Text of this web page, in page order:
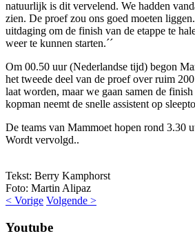
natuurlijk is dit vervelend. We hadden
zien. De proef zou ons goed moeten
uitdaging om de finish van de etappe te
weer te kunnen starten.´´
Om 00.50 uur (Nederlandse tijd) begon
het tweede deel van de proef over ruim
laat worden, maar we gaan samen de
kopman neemt de snelle assistent op
De teams van Mammoet hopen rond 3.30
Wordt vervolgd..
Tekst: Berry Kamphorst
Foto: Martin Alipaz
< Vorige Volgende >
Youtube